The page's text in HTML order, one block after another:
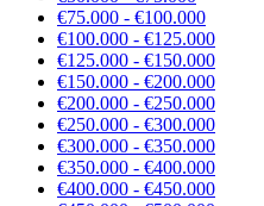
€75.000 - €100.000
€100.000 - €125.000
€125.000 - €150.000
€150.000 - €200.000
€200.000 - €250.000
€250.000 - €300.000
€300.000 - €350.000
€350.000 - €400.000
€400.000 - €450.000